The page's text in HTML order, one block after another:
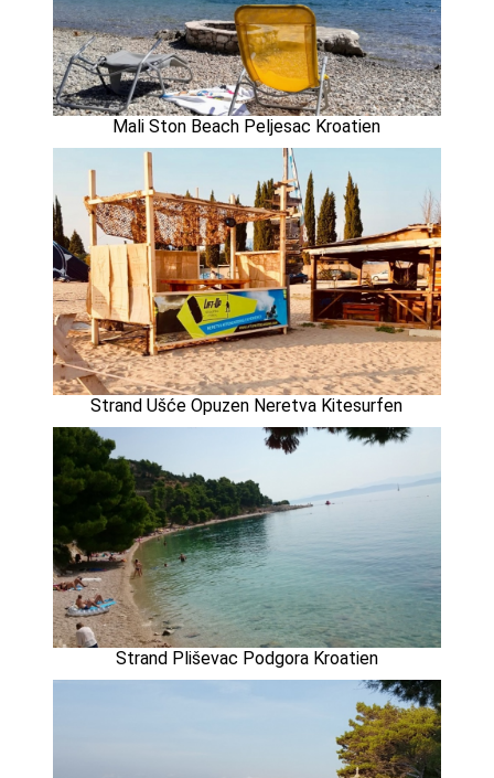
Mali Ston Beach Peljesac Kroatien
Strand Ušće Opuzen Neretva Kitesurfen
Strand Pliševac Podgora Kroatien